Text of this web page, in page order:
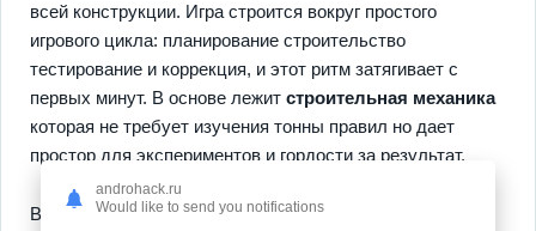
всей конструкции. Игра строится вокруг простого
игрового цикла: планирование строительство
тестирование и коррекция, и этот ритм затягивает с
первых минут. В основе лежит строительная механика
которая не требует изучения тонны правил но дает
простор для экспериментов и гордости за результат.
Второй аспект игры — управление командой и
androhack.ru
Would like to send you notifications